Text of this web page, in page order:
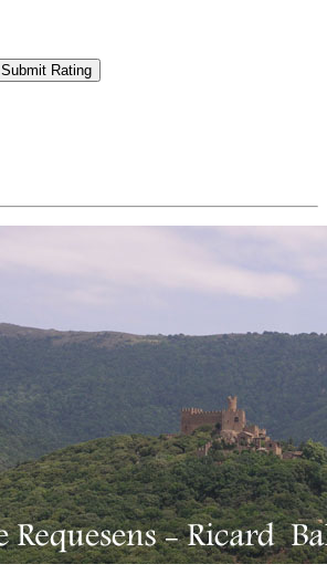
Submit Rating